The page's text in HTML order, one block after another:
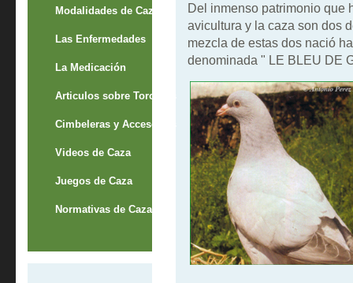
Modalidades de Caza
Las Enfermedades
La Medicación
Articulos sobre Torcaces
Cimbeleras y Accesorios
Videos de Caza
Juegos de Caza
Normativas de Caza
Del inmenso patrimonio que
avicultura y la caza son dos
mezcla de estas dos nació
denominada " LE BLEU DE